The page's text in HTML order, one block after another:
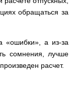
обращаться за
«ошибки», а из-за
сомнения, лучше
расчет.